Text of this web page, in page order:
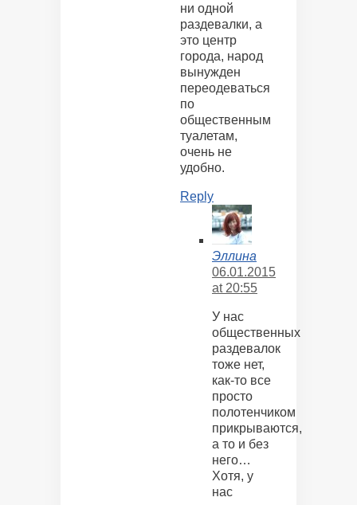
ни одной
раздевалки, а
это центр
города, народ
вынужден
переодеваться
по
общественным
туалетам,
очень не
удобно.
Reply
Эллина
06.01.2015
at 20:55
У нас
общественных
раздевалок
тоже нет,
как-то все
просто
полотенчиком
прикрываются,
а то и без
него…
Хотя, у
нас